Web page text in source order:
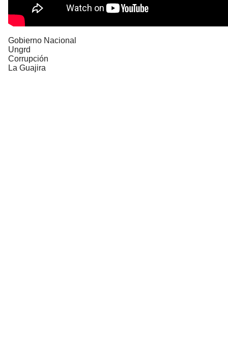
Gobierno Nacional
Ungrd
Corrupción
La Guajira